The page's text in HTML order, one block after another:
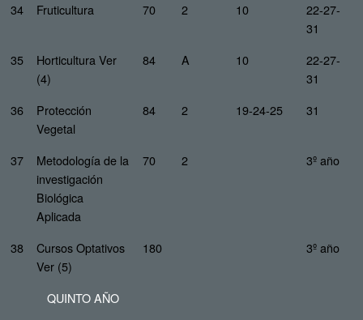
34
Fruticultura 70 2 10
22-27-
31
35
Horticultura Ver
(4)
84 A 10
22-27-
31
36
Protección
Vegetal
84 2 19-24-25 31
37
Metodología de la
investigación
Biológica
Aplicada
70 2 3º año
38
Cursos Optativos
Ver (5)
180 3º año
QUINTO AÑO